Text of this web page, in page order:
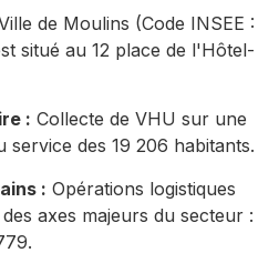
de Moulins (Code INSEE :
situé au 12 place de l'Hôtel-
: Collecte de VHU sur une
service des 19 206 habitants.
: Opérations logistiques
axes majeurs du secteur :